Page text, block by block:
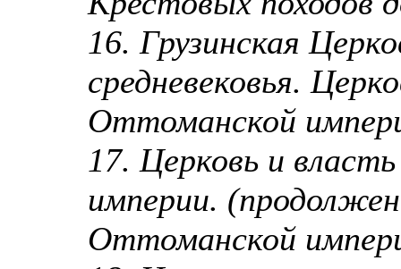
16. Грузинская
средневековья.
Оттоманской
17. Церковь и
империи.
Оттоманской